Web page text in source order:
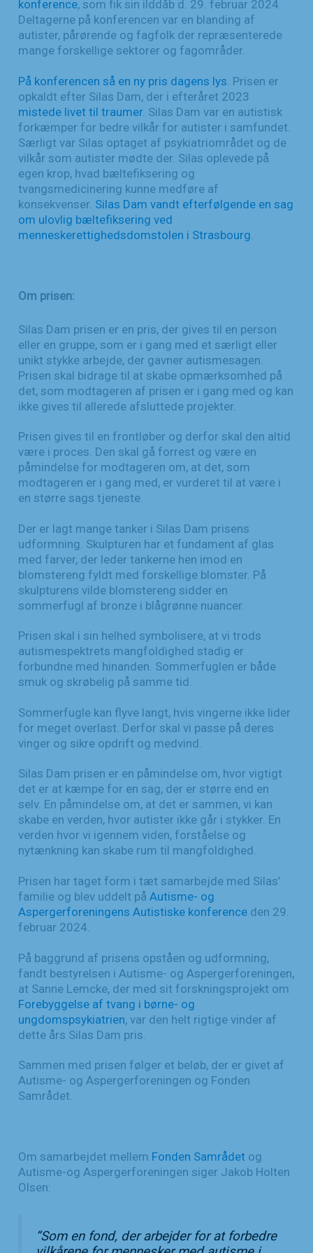
konference, som fik sin ilddåb d. 29. februar 2024.
Deltagerne på konferencen var en blanding af
autister, pårørende og fagfolk der repræsenterede
mange forskellige sektorer og fagområder.
På konferencen så en ny pris dagens lys . Prisen er
opkaldt efter Silas Dam, der i efteråret 2023
mistede livet til traumer. Silas Dam var en autistisk
forkæmper for bedre vilkår for autister i samfundet.
Særligt var Silas optaget af psykiatriområdet og de
vilkår som autister mødte der. Silas oplevede på
egen krop, hvad bæltefiksering og
tvangsmedicinering kunne medføre af
konsekvenser. Silas Dam vandt efterfølgende en sag
om ulovlig bæltefiksering ved
menneskerettighedsdomstolen i Strasbourg
Om prisen:
Silas Dam prisen er en pris, der gives til en person
eller en gruppe, som er i gang med et særligt eller
unikt stykke arbejde, der gavner autismesagen.
Prisen skal bidrage til at skabe opmærksomhed på
det, som modtageren af prisen er i gang med og kan
ikke gives til allerede afsluttede projekter.
Prisen gives til en frontløber og derfor skal den altid
være i proces. Den skal gå forrest og være en
påmindelse for modtageren om, at det, som
modtageren er i gang med, er vurderet til at være i
en større sags tjeneste.
Der er lagt mange tanker i Silas Dam prisens
udformning. Skulpturen har et fundament af glas
med farver, der leder tankerne hen imod en
blomstereng fyldt med forskellige blomster. På
skulpturens vilde blomstereng sidder en
sommerfugl af bronze i blågrønne nuancer.
Prisen skal i sin helhed symbolisere, at vi trods
autismespektrets mangfoldighed stadig er
forbundne med hinanden. Sommerfuglen er både
smuk og skrøbelig på samme tid.
Sommerfugle kan flyve langt, hvis vingerne ikke lider
for meget overlast. Derfor skal vi passe på deres
vinger og sikre opdrift og medvind.
Silas Dam prisen er en påmindelse om, hvor vigtigt
det er at kæmpe for en sag, der er større end en
selv. En påmindelse om, at det er sammen, vi kan
skabe en verden, hvor autister ikke går i stykker. En
verden hvor vi igennem viden, forståelse og
nytænkning kan skabe rum til mangfoldighed.
Prisen har taget form i tæt samarbejde med Silas’
familie og blev uddelt påAutisme- og
Aspergerforeningens Autistiske konference den 29.
februar 2024.
På baggrund af prisens opståen og udformning,
fandt bestyrelsen i Autisme- og Aspergerforeningen,
at Sanne Lemcke, der med sit forskningsprojekt om
Forebyggelse af tvang i børne- og
ungdomspsykiatrien, var den helt rigtige vinder af
dette års Silas Dam pris.
Sammen med prisen følger et beløb, der er givet af
Autisme- og Aspergerforeningen og Fonden
Samrådet.
Om samarbejdet mellem Fonden Samrådet og
Autisme-og Aspergerforeningen siger Jakob Holten
Olsen:
“Som en fond, der arbejder for at forbedre